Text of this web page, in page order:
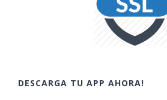
DESCARGA TU APP AHORA!